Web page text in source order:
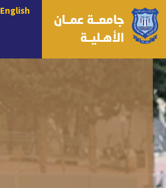
جامعــة عمــان
الأهـليــة
English